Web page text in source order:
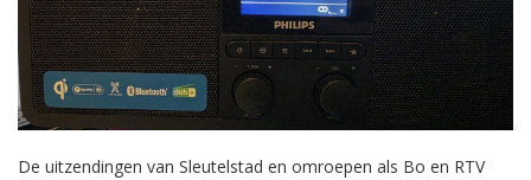
De uitzendingen van Sleutelstad en omroepen als Bo en RTV